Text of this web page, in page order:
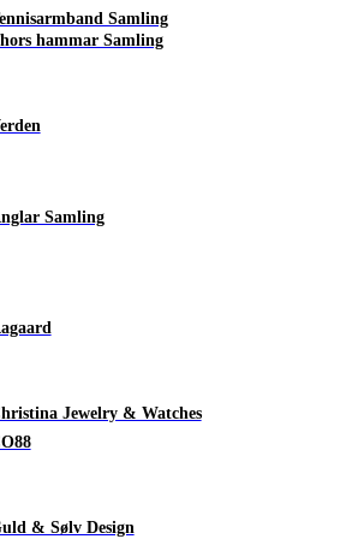
Samling
hammar Samling
Samling
Jewelry & Watches
& Sølv Design